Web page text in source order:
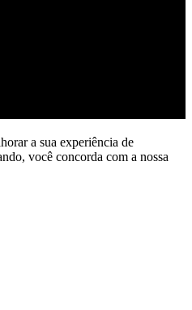
a sua experiência de
você concorda com a nossa